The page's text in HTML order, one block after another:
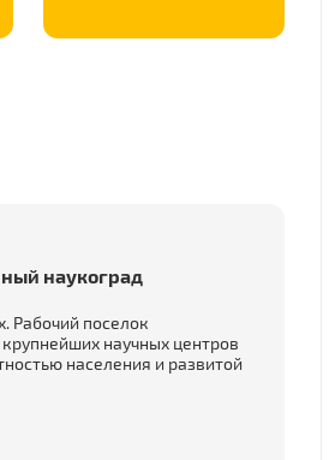
наукоград
Рабочий поселок
научных центров
населения и развитой